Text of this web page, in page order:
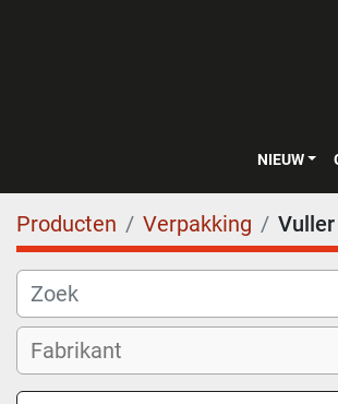
NIEUW
Producten Verpakking Vuller